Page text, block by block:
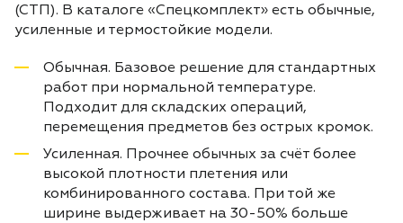
(СТП). В каталоге «Спецкомплект» есть обычные,
усиленные и термостойкие модели.
Обычная. Базовое решение для стандартных
работ при нормальной температуре.
Подходит для складских операций,
перемещения предметов без острых кромок.
Усиленная. Прочнее обычных за счёт более
высокой плотности плетения или
комбинированного состава. При той же
ширине выдерживает на 30-50% больше